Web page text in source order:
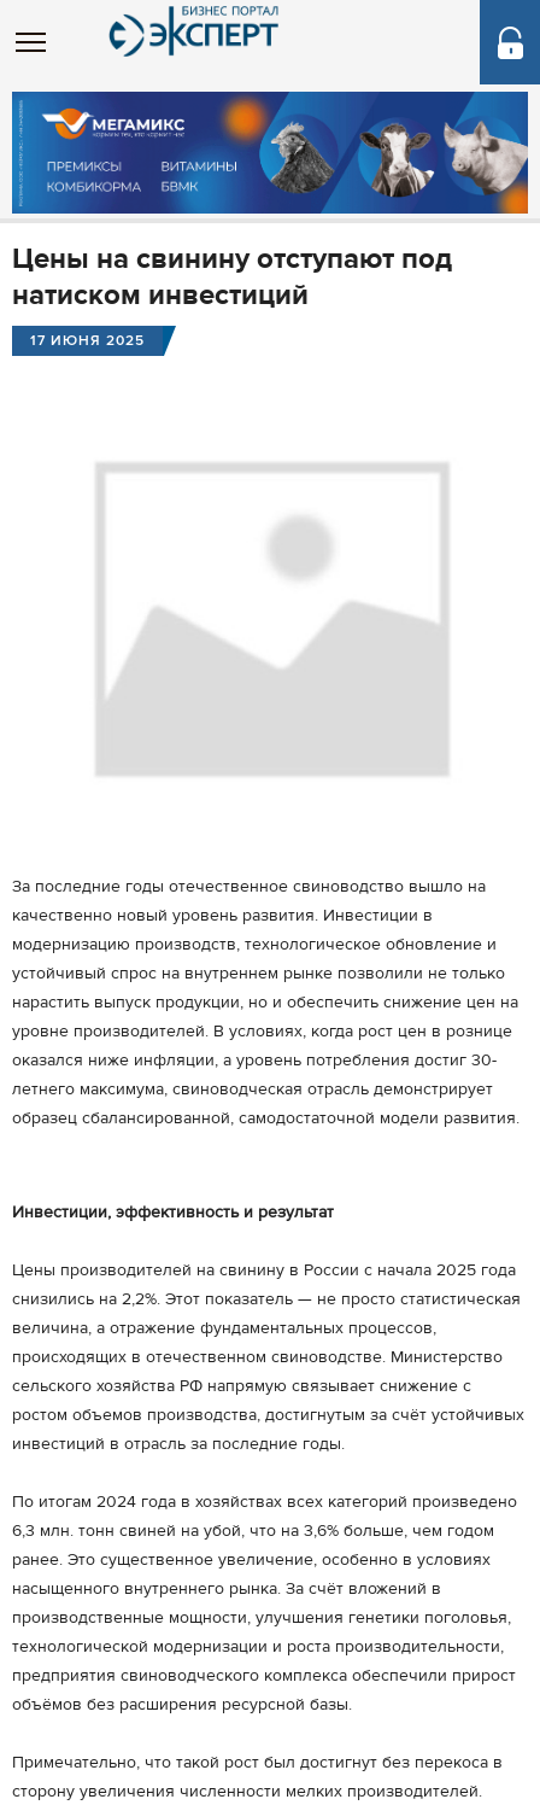
Цены на свинину отступают под
натиском инвестиций
17 ИЮНЯ 2025
За последние годы отечественное свиноводство вышло на
качественно новый уровень развития. Инвестиции в
модернизацию производств, технологическое обновление и
устойчивый спрос на внутреннем рынке позволили не только
нарастить выпуск продукции, но и обеспечить снижение цен на
уровне производителей. В условиях, когда рост цен в рознице
оказался ниже инфляции, а уровень потребления достиг 30-
летнего максимума, свиноводческая отрасль демонстрирует
образец сбалансированной, самодостаточной модели развития.
Инвестиции, эффективность и результат
Цены производителей на свинину в России с начала 2025 года
снизились на 2,2%. Этот показатель — не просто статистическая
величина, а отражение фундаментальных процессов,
происходящих в отечественном свиноводстве. Министерство
сельского хозяйства РФ напрямую связывает снижение с
ростом объемов производства, достигнутым за счёт устойчивых
инвестиций в отрасль за последние годы.
По итогам 2024 года в хозяйствах всех категорий произведено
6,3 млн. тонн свиней на убой, что на 3,6% больше, чем годом
ранее. Это существенное увеличение, особенно в условиях
насыщенного внутреннего рынка. За счёт вложений в
производственные мощности, улучшения генетики поголовья,
технологической модернизации и роста производительности,
предприятия свиноводческого комплекса обеспечили прирост
объёмов без расширения ресурсной базы.
Примечательно, что такой рост был достигнут без перекоса в
сторону увеличения численности мелких производителей.